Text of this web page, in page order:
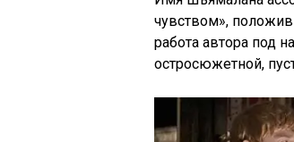
чувством»,
работа автора под
остросюжетной,